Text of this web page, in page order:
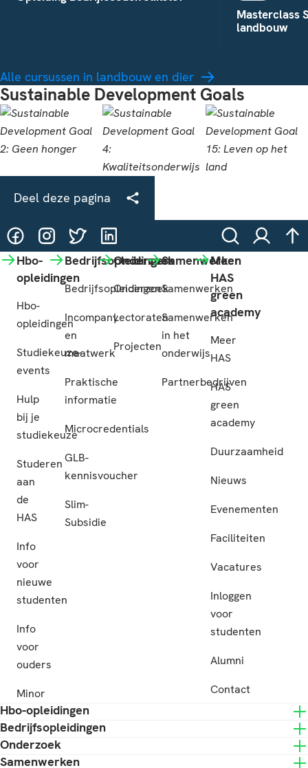
Masterclass
landbouw
Alle cursussen in landbouw en dier
Sustainable Development Goals
Deel deze pagina
@HASgreenacademy
@HASgreenacademy
@greenacademyHAS
@HASgreenacademy ZoekenInloggen
Hbo-
opleidingen
Hbo-
opleidingen
Studiekeuze-
events
Hulp
bij je
studiekeuze
Studeren
aan
de
HAS
Info
voor
nieuwe
studenten
Info
voor
ouders
Minor
Bedrijfsopleidingen
Bedrijfsopleidingen
Incompany
en
maatwerk
Praktische
informatie
Microcredentials
GLB-
kennisvoucher
Slim-
Subsidie
Onderzoek
Onderzoek
Lectoraten
Projecten
Samenwerken
Samenwerken
Samenwerken
in het
onderwijs
Partnerbedrijven
Meer
HAS
green
academy
Meer
HAS
HAS
green
academy
Duurzaamheid
Nieuws
Evenementen
Faciliteiten
Vacatures
Inloggen
voor
studenten
Alumni
Contact
Hbo-opleidingen
Bedrijfsopleidingen
Onderzoek
Samenwerken